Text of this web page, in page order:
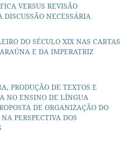
VERSUS REVISÃO
NECESSÁRIA
DO SÉCULO XIX NAS CARTAS
E DA IMPERATRIZ
PRODUÇÃO DE TEXTOS E
NO ENSINO DE LÍNGUA
DE ORGANIZAÇÃO DO
PERSPECTIVA DOS